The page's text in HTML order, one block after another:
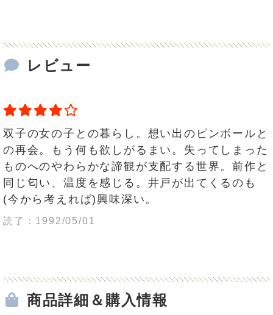
レビュー
双子の女の子との暮らし。想い出のピンボールと
の再会。もう何も欲しがるまい。失ってしまった
ものへのやわらかな諦観が支配する世界。前作と
同じ匂い、温度を感じる。井戸が出てくるのも
(今から考えれば)興味深い。
読了：1992/05/01
商品詳細＆購入情報